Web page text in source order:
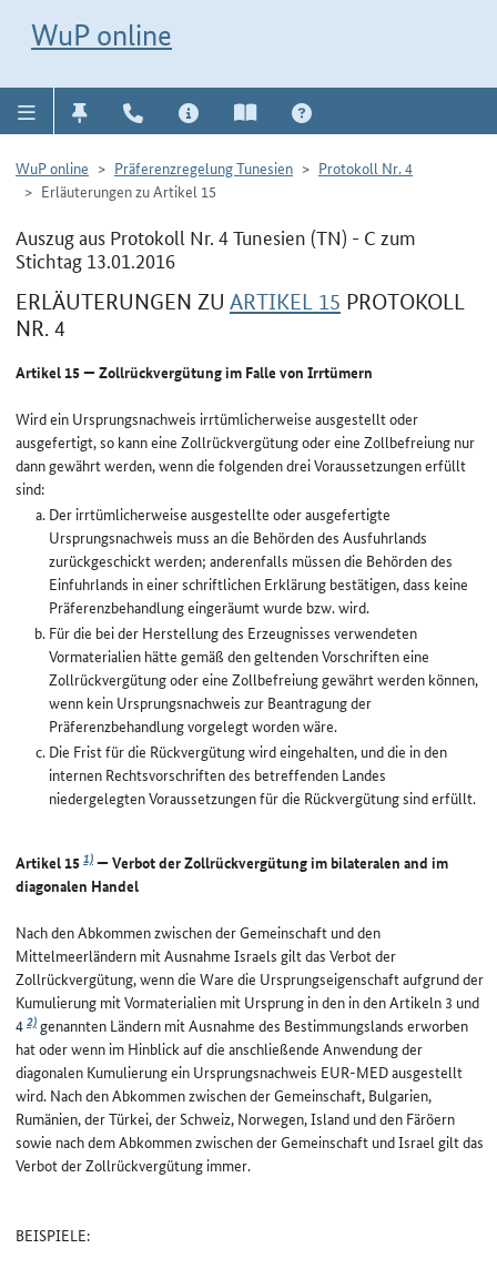
WuP online
WuP online Präferenzregelung Tunesien
Protokoll Nr. 4
Erläuterungen zu Artikel 15
Auszug aus Protokoll Nr. 4 Tunesien (TN) - C zum
Stichtag 13.01.2016
ERLÄUTERUNGEN ZU ARTIKEL 15 PROTOKOLL
NR. 4
Artikel 15 — Zollrückvergütung im Falle von Irrtümern
Wird ein Ursprungsnachweis irrtümlicherweise ausgestellt oder
ausgefertigt, so kann eine Zollrückvergütung oder eine Zollbefreiung nur
dann gewährt werden, wenn die folgenden drei Voraussetzungen erfüllt
sind:
Der irrtümlicherweise ausgestellte oder ausgefertigte
Ursprungsnachweis muss an die Behörden des Ausfuhrlands
zurückgeschickt werden; anderenfalls müssen die Behörden des
Einfuhrlands in einer schriftlichen Erklärung bestätigen, dass keine
Präferenzbehandlung eingeräumt wurde bzw. wird.
Für die bei der Herstellung des Erzeugnisses verwendeten
Vormaterialien hätte gemäß den geltenden Vorschriften eine
Zollrückvergütung oder eine Zollbefreiung gewährt werden können,
wenn kein Ursprungsnachweis zur Beantragung der
Präferenzbehandlung vorgelegt worden wäre.
Die Frist für die Rückvergütung wird eingehalten, und die in den
internen Rechtsvorschriften des betreffenden Landes
niedergelegten Voraussetzungen für die Rückvergütung sind erfüllt.
Artikel 151)— Verbot der Zollrückvergütung im bilateralen and im
diagonalen Handel
Nach den Abkommen zwischen der Gemeinschaft und den
Mittelmeerländern mit Ausnahme Israels gilt das Verbot der
Zollrückvergütung, wenn die Ware die Ursprungseigenschaft aufgrund der
Kumulierung mit Vormaterialien mit Ursprung in den in den Artikeln 3 und
42)genannten Ländern mit Ausnahme des Bestimmungslands erworben
hat oder wenn im Hinblick auf die anschließende Anwendung der
diagonalen Kumulierung ein Ursprungsnachweis EUR-MED ausgestellt
wird. Nach den Abkommen zwischen der Gemeinschaft, Bulgarien,
Rumänien, der Türkei, der Schweiz, Norwegen, Island und den Färöern
sowie nach dem Abkommen zwischen der Gemeinschaft und Israel gilt das
Verbot der Zollrückvergütung immer.
BEISPIELE: